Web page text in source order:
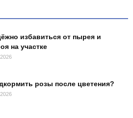
избавиться от пырея и
на участке
розы после цветения?